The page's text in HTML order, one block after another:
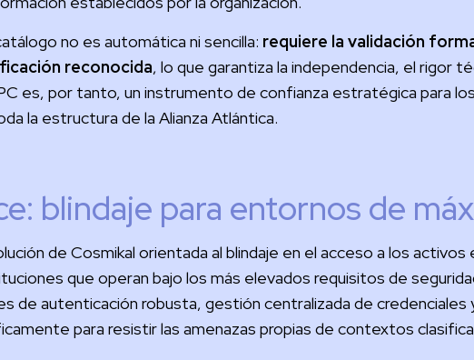
no es automática ni sencilla: requiere la validación
reconocida, lo que garantiza la independencia, el rigor
es, por tanto, un instrumento de confianza estratégica para
la estructura de la Alianza Atlántica.
blindaje para entornos de
de Cosmikal orientada al blindaje en el acceso a los
que operan bajo los más elevados requisitos de
de autenticación robusta, gestión centralizada de
para resistir las amenazas propias de contextos